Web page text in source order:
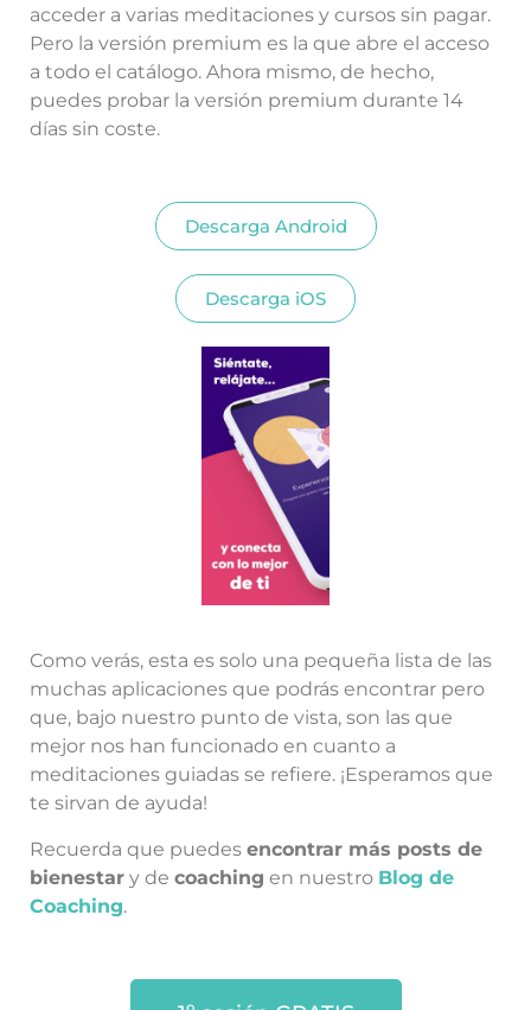
acceder a varias meditaciones y cursos sin pagar.
Pero la versión premium es la que abre el acceso
a todo el catálogo. Ahora mismo, de hecho,
puedes probar la versión premium durante 14
días sin coste.
Descarga Android
Descarga iOS
Como verás, esta es solo una pequeña lista de las
muchas aplicaciones que podrás encontrar pero
que, bajo nuestro punto de vista, son las que
mejor nos han funcionado en cuanto a
meditaciones guiadas se refiere. ¡Esperamos que
te sirvan de ayuda!
Recuerda que puedes encontrar más posts de
bienestar y de coaching en nuestro Blog de
Coaching.